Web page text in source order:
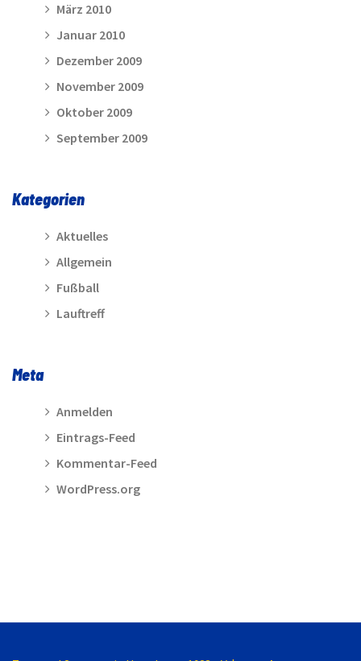
März 2010
Januar 2010
Dezember 2009
November 2009
Oktober 2009
September 2009
Kategorien
Aktuelles
Allgemein
Fußball
Lauftreff
Meta
Anmelden
Eintrags-Feed
Kommentar-Feed
WordPress.org